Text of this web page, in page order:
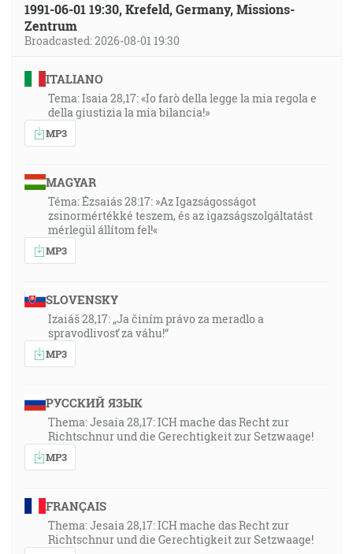
1991-06-01 19:30, Krefeld, Germany, Missions-
Zentrum
Broadcasted: 2026-08-01 19:30
ITALIANO
Tema: Isaia 28,17: «Io farò della legge la mia regola e
della giustizia la mia bilancia!»
MP3
MAGYAR
Téma: Ézsaiás 28:17: »Az Igazságosságot
zsinormértékké teszem, és az igazságszolgáltatást
mérlegül állítom fel!«
MP3
SLOVENSKY
Izaiáš 28,17: „Ja činím právo za meradlo a
spravodlivosť za váhu!“
MP3
РУССКИЙ ЯЗЫК
Thema: Jesaia 28,17: ICH mache das Recht zur
Richtschnur und die Gerechtigkeit zur Setzwaage!
MP3
FRANÇAIS
Thema: Jesaia 28,17: ICH mache das Recht zur
Richtschnur und die Gerechtigkeit zur Setzwaage!